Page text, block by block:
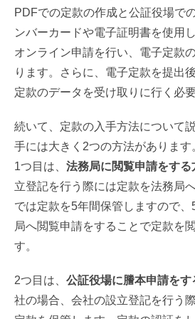
PDFでの定款の作成と公証役場で
ンバーカードや電子証明書を使用
オンライン申請を行い、電子定款
ります。さらに、電子定款を提出
定款のデータを受け取りに行く必
続いて、定款の入手方法について
手には大きく2つの方法があります
1つ目は、 法務局に閲覧申請をする
立登記を行う際には定款を法務局
では定款を5年間保管しますので
局へ閲覧申請をすることで定款を
す。
2つ目は、 公証役場に謄本申請をす
社の場合、会社の設立登記を行う